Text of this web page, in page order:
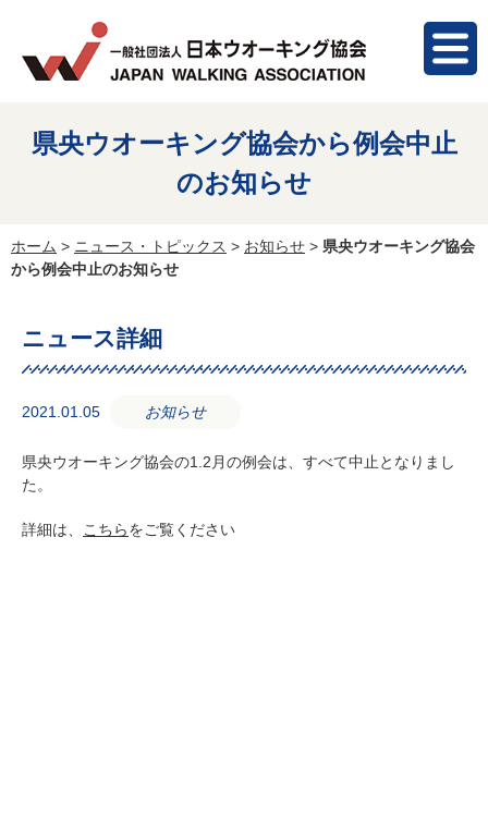
県央ウオーキング協会から例会中止
のお知らせ
ホーム > ニュース・トピックス > お知らせ > 県央ウオーキング協会
から例会中止のお知らせ
ニュース詳細
2021.01.05 お知らせ
県央ウオーキング協会の1.2月の例会は、すべて中止となりまし
た。
詳細は、 こちらをご覧ください